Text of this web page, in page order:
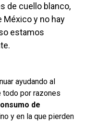
de cuello blanco,
México y no hay
estamos
ayudando al
todo por razones
de
y en la que pierden